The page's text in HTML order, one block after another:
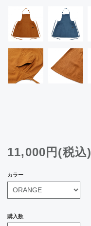
11,000円(税込)
カラー
購入数